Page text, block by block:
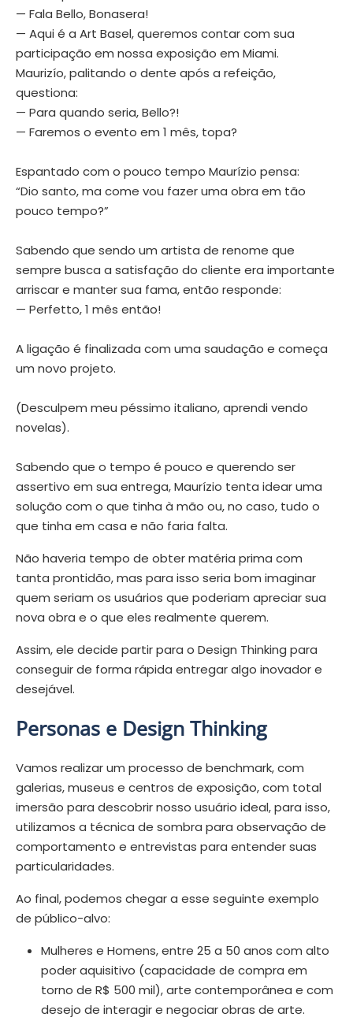
— Fala Bello, Bonasera!
— Aqui é a Art Basel, queremos contar com sua
participação em nossa exposição em Miami.
Maurizío, palitando o dente após a refeição,
questiona:
— Para quando seria, Bello?!
— Faremos o evento em 1 mês, topa?
Espantado com o pouco tempo Maurízio pensa:
“Dio santo, ma come vou fazer uma obra em tão
pouco tempo?”
Sabendo que sendo um artista de renome que
sempre busca a satisfação do cliente era importante
arriscar e manter sua fama, então responde:
— Perfetto, 1 mês então!
A ligação é finalizada com uma saudação e começa
um novo projeto.
(Desculpem meu péssimo italiano, aprendi vendo
novelas).
Sabendo que o tempo é pouco e querendo ser
assertivo em sua entrega, Maurízio tenta idear uma
solução com o que tinha à mão ou, no caso, tudo o
que tinha em casa e não faria falta.
Não haveria tempo de obter matéria prima com
tanta prontidão, mas para isso seria bom imaginar
quem seriam os usuários que poderiam apreciar sua
nova obra e o que eles realmente querem.
Assim, ele decide partir para o Design Thinking para
conseguir de forma rápida entregar algo inovador e
desejável.
Personas e Design Thinking
Vamos realizar um processo de benchmark, com
galerias, museus e centros de exposição, com total
imersão para descobrir nosso usuário ideal, para isso,
utilizamos a técnica de sombra para observação de
comportamento e entrevistas para entender suas
particularidades.
Ao final, podemos chegar a esse seguinte exemplo
de público-alvo:
Mulheres e Homens, entre 25 a 50 anos com alto
poder aquisitivo (capacidade de compra em
torno de R$ 500 mil), arte contemporânea e com
desejo de interagir e negociar obras de arte.